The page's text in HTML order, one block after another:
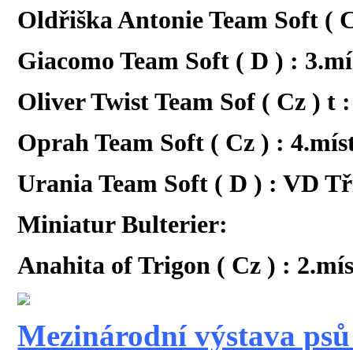
Oldřiška Antonie Team Soft (
Giacomo Team Soft ( D ) :
Oliver Twist Team Sof ( Cz ) t
Oprah Team Soft ( Cz ) :
Urania Team Soft ( D ) : VD
Miniatur Bulterier:
Anahita of Trigon ( Cz ) :
Mezinárodní výstava